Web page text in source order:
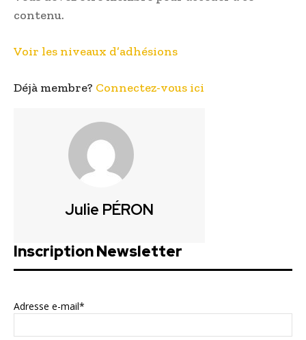
contenu.
Voir les niveaux d’adhésions
Déjà membre? Connectez-vous ici
Julie PÉRON
Inscription Newsletter
Adresse e-mail*